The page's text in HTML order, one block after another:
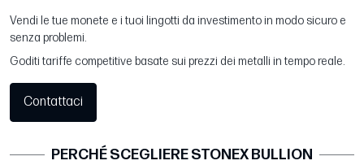
Vendi le tue monete e i tuoi lingotti da investimento in modo sicuro e
senza problemi.
Goditi tariffe competitive basate sui prezzi dei metalli in tempo reale.
Contattaci
PERCHÉ SCEGLIERE STONEX BULLION